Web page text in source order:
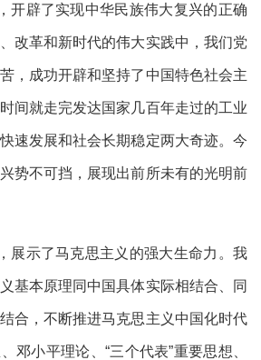
开辟了实现中华民族伟大复兴的正确
改革和新时代的伟大实践中，我们党
，成功开辟和坚持了中国特色社会主
间就走完发达国家几百年走过的工业
速发展和社会长期稳定两大奇迹。今
势不可挡，展现出前所未有的光明前
展示了马克思主义的强大生命力。我
基本原理同中国具体实际相结合、同
合，不断推进马克思主义中国化时代
邓小平理论、“三个代表”重要思想、